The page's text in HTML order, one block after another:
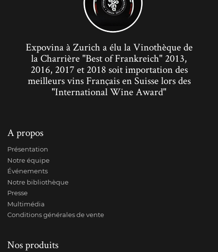
Expovina à Zurich a élu la Vinothèque de
la Charrière "Best of Frankreich" 2013,
2016, 2017 et 2018 soit importation des
meilleurs vins Français en Suisse lors des
"International Wine Award"
A propos
Présentation
Notre équipe
Événements
Notre bibliothèque
Presse
Multimédia
Conditions générales de vente
Nos produits